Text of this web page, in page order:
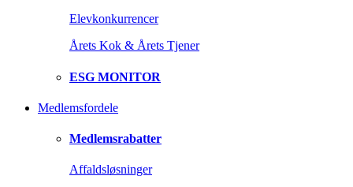
Elevkonkurrencer
Årets Kok & Årets Tjener
ESG MONITOR
Medlemsfordele
Medlemsrabatter
Affaldsløsninger